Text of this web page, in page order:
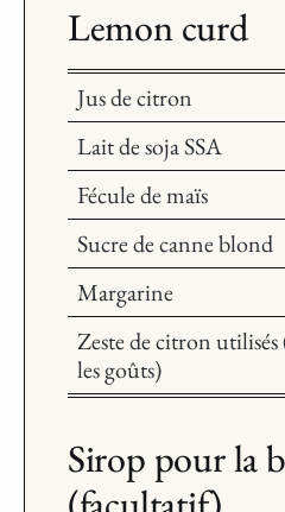
Lemon curd
Jus de citron
Lait de soja SSA
Fécule de maïs
Sucre de canne blond
Margarine
Zeste de citron utilisés
les goûts)
Sirop pour la